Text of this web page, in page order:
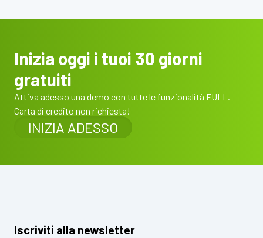
Inizia oggi i tuoi 30 giorni
gratuiti
Attiva adesso una demo con tutte le funzionalità FULL.
Carta di credito non richiesta!
INIZIA ADESSO
Iscriviti alla newsletter